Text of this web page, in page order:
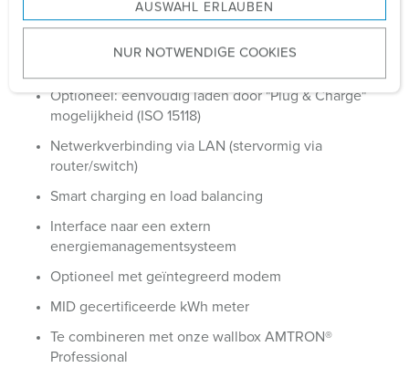
u
w
AUSWAHL ERLAUBEN
NUR NOTWENDIGE COOKIES
Optioneel: eenvoudig laden door "Plug & Charge"
mogelijkheid (ISO 15118)
Netwerkverbinding via LAN (stervormig via
router/switch)
Smart charging en load balancing
Interface naar een extern
energiemanagementsysteem
Optioneel met geïntegreerd modem
MID gecertificeerde kWh meter
Te combineren met onze wallbox AMTRON®
Professional